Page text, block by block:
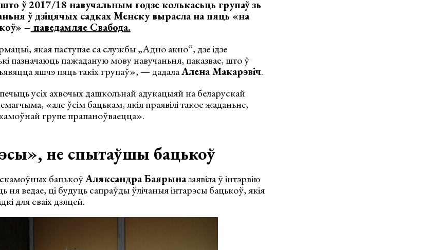
ў 2017/18 навучальным годзе колькасьць групаў зь
ў дзіцячых садках Менску вырасла на пяць «на
– паведамляе Свабода.
якая паступае са службы „Адно акно“, дзе ідзе
пазначаюць пажаданую мову навучаньня, паказвае, што ў
яшчэ пяць такіх групаў», — дадалаАлена Макарэвіч.
усіх ахвочых дашкольнай адукацыяй на беларускай
«але ўсім бацькам, якія праявілі такое жаданьне,
групе прапаноўваецца».
не спытаўшы бацькоў
бацькоўАляксандра Баярыназаявіла ў інтэрвію
ня ведае, ці будуць сапраўды ўлічаныя інтарэсы бацькоў, якія
для сваіх дзяцей.